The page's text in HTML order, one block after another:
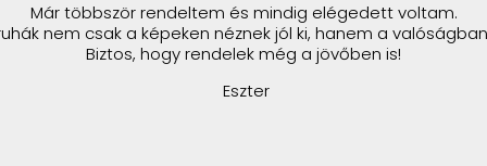
Már többször rendeltem és mindig elégedett voltam.
nem csak a képeken néznek jól ki, hanem a
Biztos, hogy rendelek még a jövőben is!
Eszter